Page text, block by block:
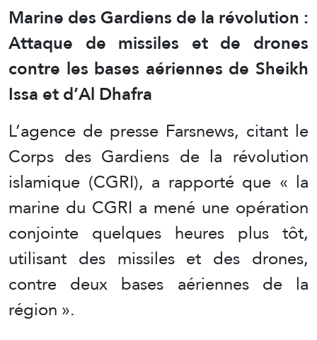
Marine des Gardiens de la révolution :
Attaque de missiles et de drones
contre les bases aériennes de Sheikh
Issa et d’Al Dhafra
L’agence de presse Farsnews, citant le
Corps des Gardiens de la révolution
islamique (CGRI), a rapporté que « la
marine du CGRI a mené une opération
conjointe quelques heures plus tôt,
utilisant des missiles et des drones,
contre deux bases aériennes de la
région ».